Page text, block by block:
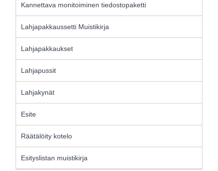
Kannettava monitoiminen tiedostopaketti
Lahjapakkaussetti Muistikirja
Lahjapakkaukset
Lahjapussit
Lahjakynät
Esite
Räätälöity kotelo
Esityslistan muistikirja